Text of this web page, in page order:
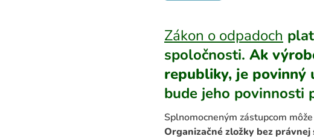
Zákon o odpadoch
spoločnosti. Ak
republiky, je povinný
bude jeho povinnosti
Splnomocneným zástupcom
Organizačné zložky bez